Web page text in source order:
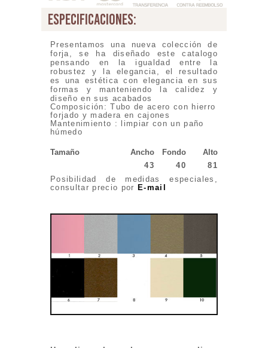
especificaciones:
Presentamos una nueva colección de
forja, se ha diseñado este catalogo
pensando en la igualdad entre la
robustez y la elegancia, el resultado
es una estética con elegancia en sus
formas y manteniendo la calidez y
diseño en sus acabados
Composición: Tubo de acero con hierro
forjado y madera en cajones
Mantenimiento : limpiar con un paño
húmedo
Tamaño Ancho Fondo
Alto
43
40
81
Posibilidad de medidas especiales,
consultar precio por E-mail